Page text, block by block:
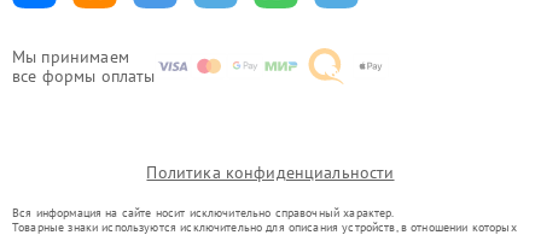
Мы принимаем
все формы оплаты
Политика конфиденциальности
Вся информация на сайте носит исключительно справочный характер.
Товарные знаки используются исключительно для описания устройств, в отношении которых